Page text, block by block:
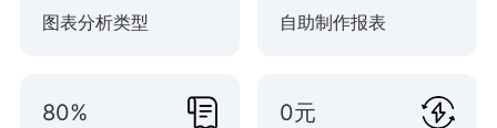
图表分析类型 自助制作报表
80% 0元